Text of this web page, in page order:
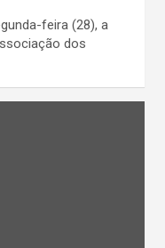
feira (28), a
dos